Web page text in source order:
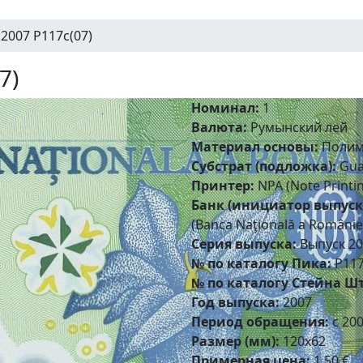
P117c(07)
Номинал:1
Валюта:Румынский лей
Материал основы:
Субстрат (подложка):
Принтер:NPA (Note
Банк (инициатор
(Banca Naţională a
Серия выпуска:Выпуск
№ по каталогу Пика:
№ по каталогу Стейна
Год выпуска:2007
Период обращения:с
Размер (мм):120x62